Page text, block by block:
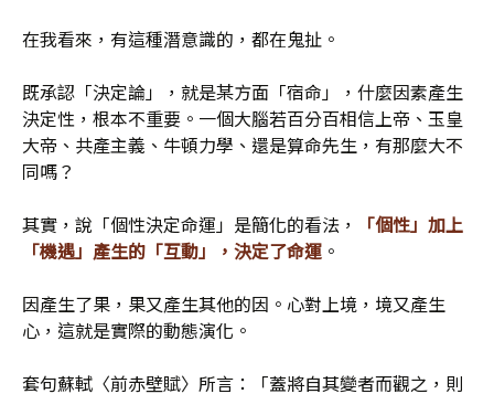
在我看來，有這種潛意識的，都在鬼扯。
既承認「決定論」，就是某方面「宿命」，什麼因素產生
決定性，根本不重要。一個大腦若百分百相信上帝、玉皇
大帝、共產主義、牛頓力學、還是算命先生，有那麼大不
同嗎？
其實，說「個性決定命運」是簡化的看法，
「個性」加上
「機遇」產生的「互動」，決定了命運 。
因產生了果，果又產生其他的因。心對上境，境又產生
心，這就是實際的動態演化。
套句蘇軾〈前赤壁賦〉所言：「蓋將自其變者而觀之，則